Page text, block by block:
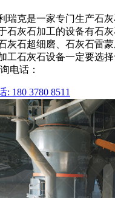
瑞克是一家专门生产石
石灰石加工的设备有石
灰石超细磨、石灰石雷
工石灰石设备一定要选
电话：
: 180 3780 8511